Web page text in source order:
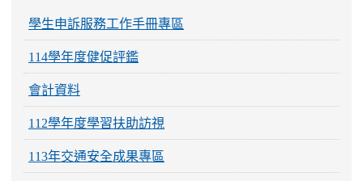
學生申訴服務工作手冊專區
114學年度健促評鑑
會計資料
112學年度學習扶助訪視
113年交通安全成果專區